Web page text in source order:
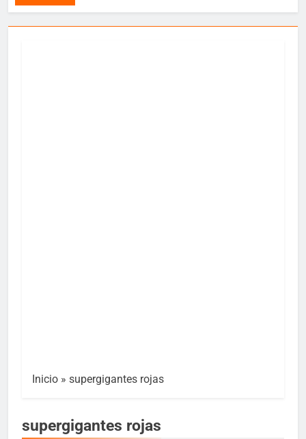
Inicio » supergigantes rojas
supergigantes rojas